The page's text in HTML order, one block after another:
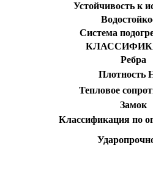
Устойчивость к
Система
Ребра
Плотность
Тепловое
Замок
Классификация по